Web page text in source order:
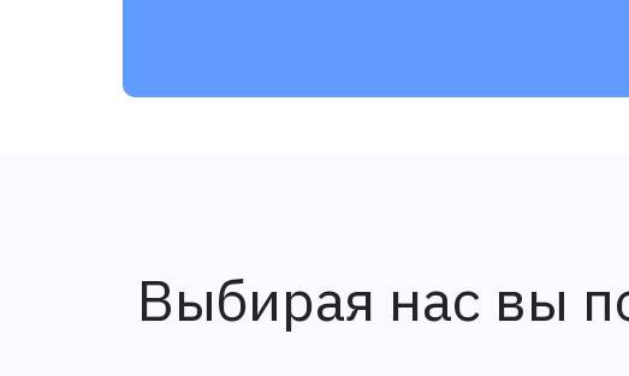
Выбирая нас вы